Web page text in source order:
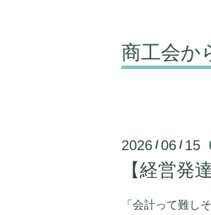
商工会か
2026 /06 / 15
【経営発
「会計って難し